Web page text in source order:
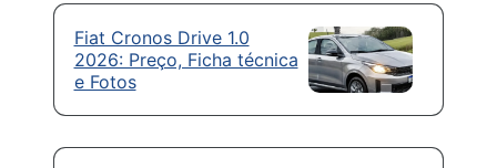
Fiat Cronos Drive 1.0
2026: Preço, Ficha técnica
e Fotos